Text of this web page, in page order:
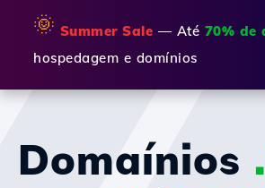
🌞 Summer Sale — Até 70% de
hospedagem e domínios
Domaínios